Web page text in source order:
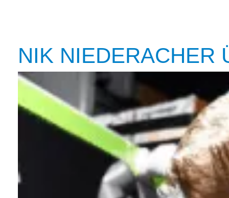
NIK NIEDERACHER